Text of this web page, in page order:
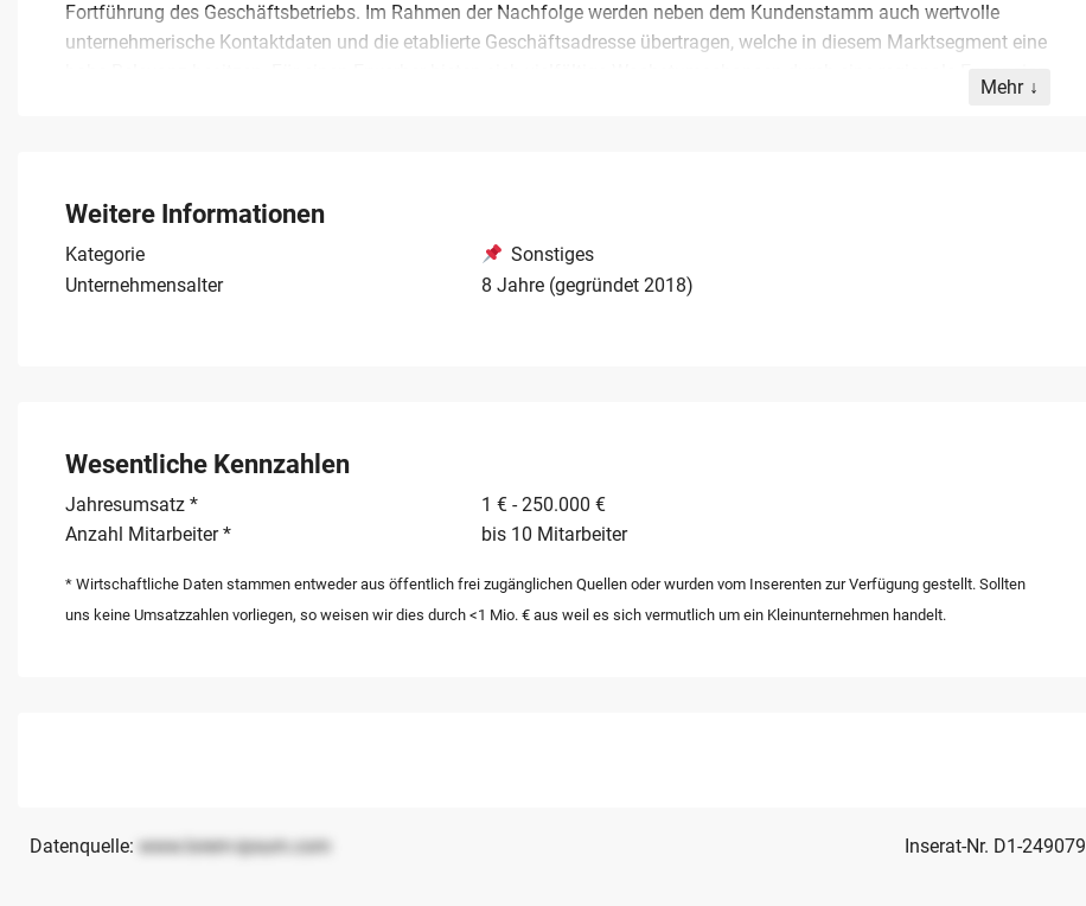
Fortführung des Geschäftsbetriebs. Im Rahmen der Nachfolge werden neben dem Kundenstamm auch wertvolle
unternehmerische Kontaktdaten und die etablierte Geschäftsadresse übertragen, welche in diesem Marktsegment eine
hohem Ausbaupotenzial in einer stabilen Branche.
Mehr
Weitere Informationen
Kategorie
Sonstiges
Unternehmensalter
8 Jahre (gegründet 2018)
Wesentliche Kennzahlen
Jahresumsatz *
1 € - 250.000 €
Anzahl Mitarbeiter *
bis 10 Mitarbeiter
* Wirtschaftliche Daten stammen entweder aus öffentlich frei zugänglichen Quellen oder wurden vom Inserenten zur Verfügung gestellt. Sollten
uns keine Umsatzzahlen vorliegen, so weisen wir dies durch <1 Mio. € aus weil es sich vermutlich um ein Kleinunternehmen handelt.
Datenquelle: www.lorem-ipsum.com Inserat-Nr. D1-249079